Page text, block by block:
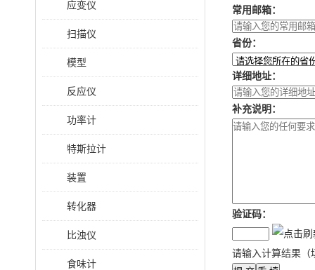
应变仪
扫描仪
模型
反应仪
功率计
特斯拉计
装置
转化器
比浊仪
食味计
常用邮箱：
省份：
详细地址：
补充说明：
验证码：
请输入计算结果（